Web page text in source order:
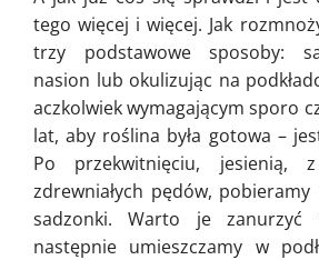
tego więcej i więcej. Jak
trzy podstawowe sposoby:
nasion lub okulizując na
aczkolwiek wymagającym sporo
lat, aby roślina była gotowa –
Po przekwitnięciu, jesienią,
zdrewniałych pędów,
sadzonki. Warto je zanurzyć
następnie umieszczamy w